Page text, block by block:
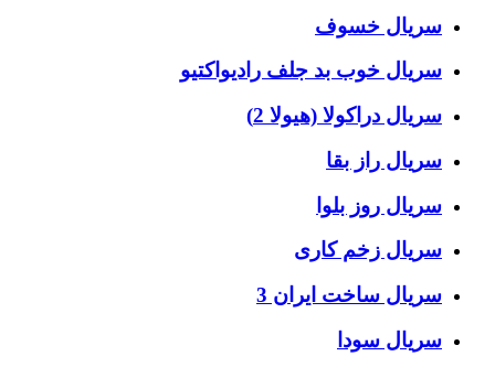
سریال خسوف
سریال خوب بد جلف رادیواکتیو
سریال دراکولا (هیولا 2)
سریال راز بقا
سریال روز بلوا
سریال زخم کاری
سریال ساخت ایران 3
سریال سودا